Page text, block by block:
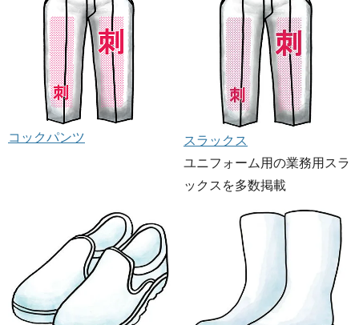
コックパンツ
スラックス
ユニフォーム用の業務用スラ
ックスを多数掲載